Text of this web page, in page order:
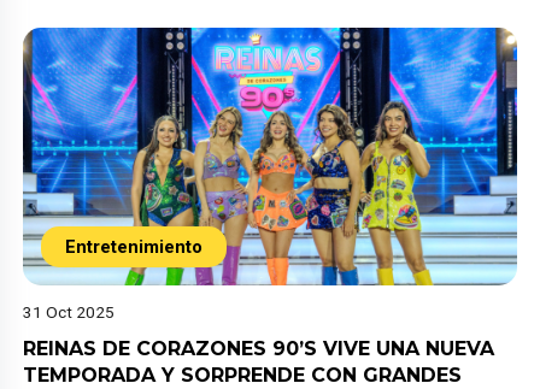
Entretenimiento
31 Oct 2025
REINAS DE CORAZONES 90’S VIVE UNA NUEVA
TEMPORADA Y SORPRENDE CON GRANDES